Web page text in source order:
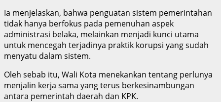
Ia menjelaskan, bahwa penguatan sistem pemerintahan
tidak hanya berfokus pada pemenuhan aspek
administrasi belaka, melainkan menjadi kunci utama
untuk mencegah terjadinya praktik korupsi yang sudah
menyatu dalam sistem.
Oleh sebab itu, Wali Kota menekankan tentang perlunya
menjalin kerja sama yang terus berkesinambungan
antara pemerintah daerah dan KPK.